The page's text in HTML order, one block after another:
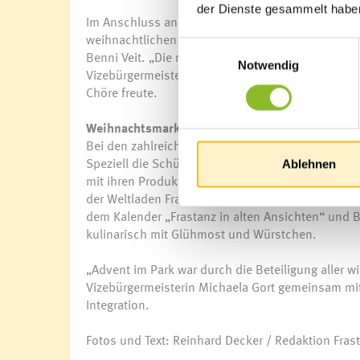
der Dienste gesammelt
Notwendig
Ablehnen
Im Anschluss an die Illuminierung verwöhnte
weihnachtlichen Klängen. Für einen
Benni Veit. „Die musikalischen Darbietungen
Vizebürgermeisterin Michaela Gort, die sich
Chöre freute.
Weihnachtsmarkt
Bei den zahlreichen Marktständen konnten sich
Speziell die Schülerinnen der HWL
mit ihren Produkten auf, wie vielfältig die
der Weltladen Frastanz unter der Leitung von
dem Kalender „Frastanz in alten Ansichten“ und
kulinarisch mit Glühmost und Würstchen.
„Advent im Park war durch die Beteiligung aller
Vizebürgermeisterin Michaela Gort gemeinsam
Integration.
Fotos und Text: Reinhard Decker / Redaktion